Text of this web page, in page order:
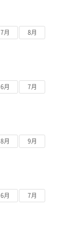
7月 8月
6月 7月
8月 9月
6月 7月